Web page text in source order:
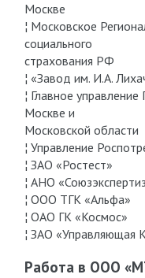
Москве
¦ Московское
социального
страхования РФ
¦ «Завод им. И.А.
¦ Главное
Москве и
Московской области
¦ Управление
¦ ЗАО «Ростест»
¦ АНО
¦ ООО ТГК «Альфа»
¦ ОАО ГК «Космос»
¦ ЗАО «Управляющая
Работа в ООО